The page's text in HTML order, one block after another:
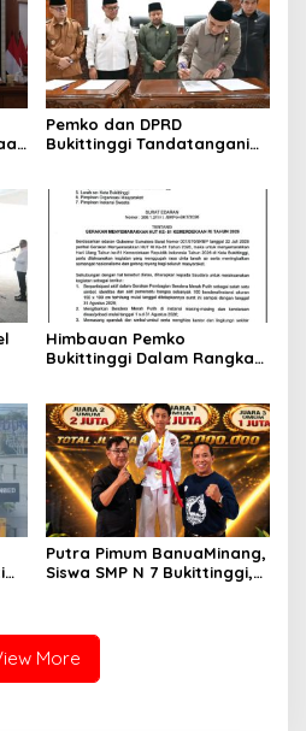
Pemko dan DPRD
Bukittinggi Tandatangani
2026
Himbauan Pemko
Bukittinggi Dalam Rangka
Republik Indonesia
Putra Pimum BanuaMinang,
Siswa SMP N 7 Bukittinggi,
Kejuaraan Karate Jam
Gadang Inkanas Bukittinggi
More